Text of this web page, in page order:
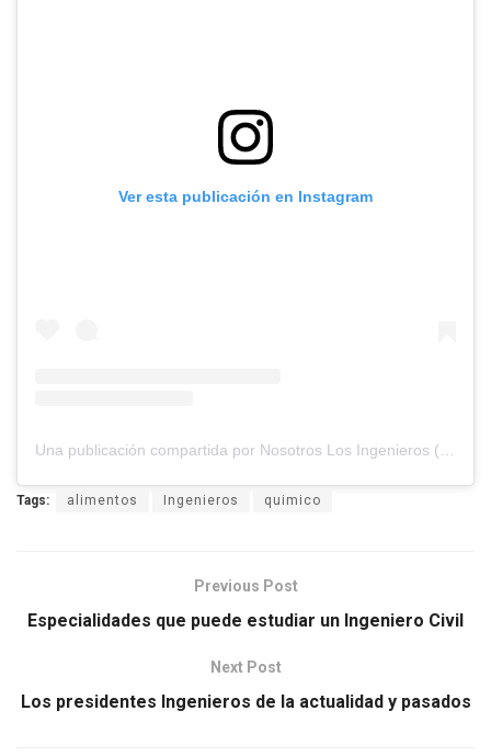
Ver esta publicación en Instagram
Tags: alimentos Ingenieros quimico
Previous Post
Especialidades que puede estudiar un Ingeniero Civil
Next Post
Los presidentes Ingenieros de la actualidad y pasados